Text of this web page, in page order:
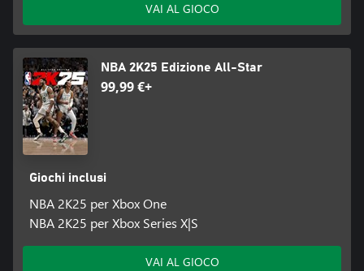
VAI AL GIOCO
NBA 2K25 Edizione All-Star
99,99 €+
Giochi inclusi
NBA 2K25 per Xbox One
NBA 2K25 per Xbox Series X|S
VAI AL GIOCO